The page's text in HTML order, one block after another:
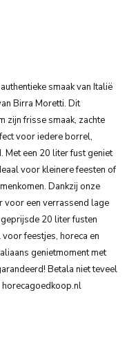
smaak van Italië
Birra Moretti. Dit
zijn frisse smaak, zachte
voor iedere borrel,
Met een 20 liter fust geniet
voor kleinere feesten of
Dankzij onze
voor een verrassend lage
20 liter fusten
feestjes, horeca en
genietmoment met
Betala niet teveel